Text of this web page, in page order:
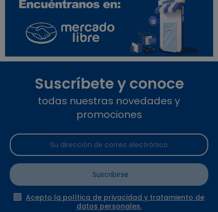
Suscríbete y conoce
todas nuestras novedades y
promociones
Suscribirse
Acepto la política de privacidad y tratamiento de
datos personales.